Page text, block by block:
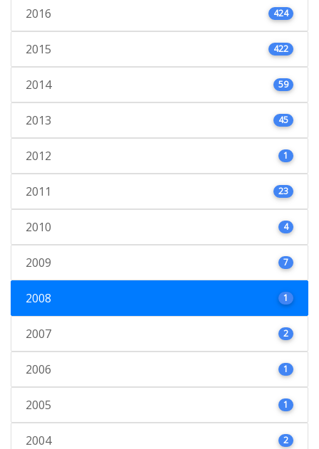
2016 424
2015 422
2014 59
2013 45
2012 1
2011 23
2010 4
2009 7
2008 1
2007 2
2006 1
2005 1
2004 2